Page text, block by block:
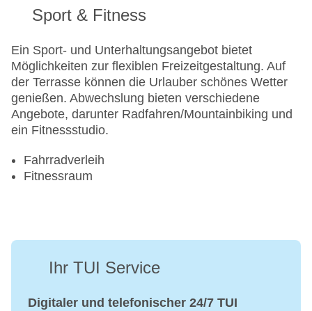
Sport & Fitness
Ein Sport- und Unterhaltungsangebot bietet
Möglichkeiten zur flexiblen Freizeitgestaltung. Auf
der Terrasse können die Urlauber schönes Wetter
genießen. Abwechslung bieten verschiedene
Angebote, darunter Radfahren/Mountainbiking und
ein Fitnessstudio.
Fahrradverleih
Fitnessraum
Ihr TUI Service
Digitaler und telefonischer 24/7 TUI